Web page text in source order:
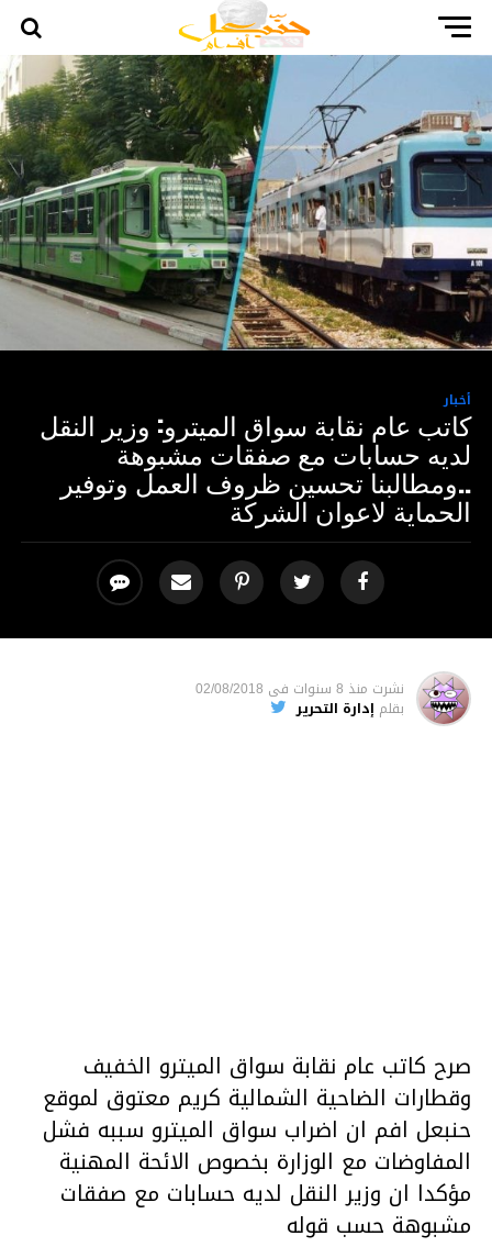
أخبار
كاتب عام نقابة سواق الميترو: وزير النقل
لديه حسابات مع صفقات مشبوهة
..ومطالبنا تحسين ظروف العمل وتوفير
الحماية لاعوان الشركة
نشرت منذ 8 سنوات فى 02/08/2018
بقلم إدارة التحرير
صرح كاتب عام نقابة سواق الميترو الخفيف
وقطارات الضاحية الشمالية كريم معتوق لموقع
حنبعل افم ان اضراب سواق الميترو سببه فشل
المفاوضات مع الوزارة بخصوص الائحة المهنية
مؤكدا ان وزير النقل لديه حسابات مع صفقات
مشبوهة حسب قوله